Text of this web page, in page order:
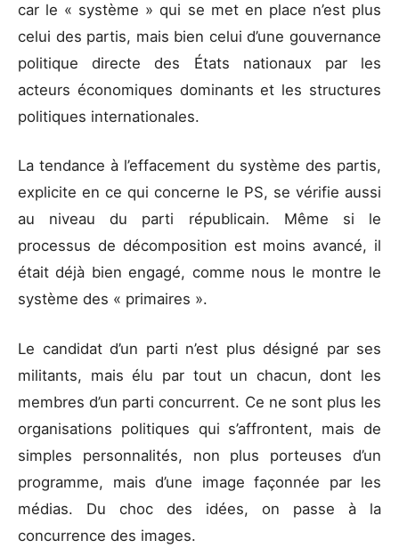
car le « système » qui se met en place n’est plus
celui des partis, mais bien celui d’une gouvernance
politique directe des États nationaux par les
acteurs économiques dominants et les structures
politiques internationales.
La tendance à l’effacement du système des partis,
explicite en ce qui concerne le PS, se vérifie aussi
au niveau du parti républicain. Même si le
processus de décomposition est moins avancé, il
était déjà bien engagé, comme nous le montre le
système des « primaires ».
Le candidat d’un parti n’est plus désigné par ses
militants, mais élu par tout un chacun, dont les
membres d’un parti concurrent. Ce ne sont plus les
organisations politiques qui s’affrontent, mais de
simples personnalités, non plus porteuses d’un
programme, mais d’une image façonnée par les
médias. Du choc des idées, on passe à la
concurrence des images.